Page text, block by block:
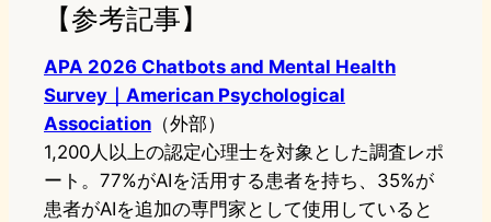
【参考記事】
APA 2026 Chatbots and Mental Health
Survey｜American Psychological
Association （外部）
1,200人以上の認定心理士を対象とした調査レポ
ート。77%がAIを活用する患者を持ち、35%が
患者がAIを追加の専門家として使用していると